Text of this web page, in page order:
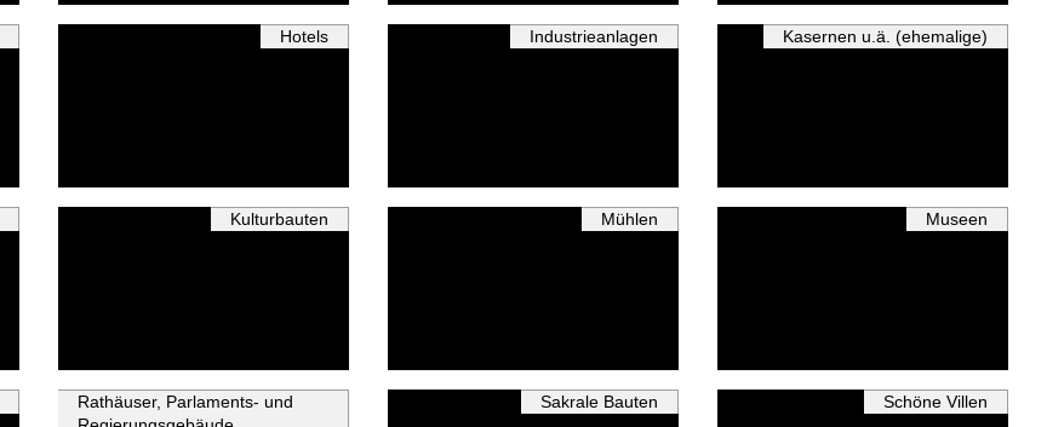
Hotels Industrieanlagen Kasernen u.ä. (ehemalige)
Kulturbauten Mühlen Museen
Rathäuser, Parlaments- und
Sakrale Bauten Schöne Villen